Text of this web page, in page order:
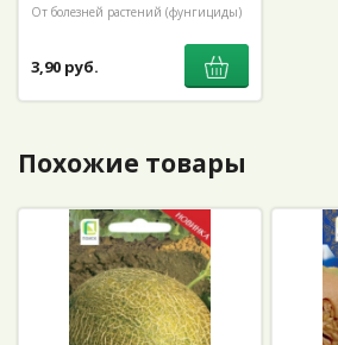
От болезней растений (фунгициды)
3,90 руб.
Похожие товары